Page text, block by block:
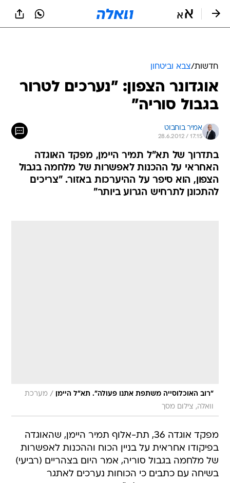
חדשות/צבא וביטחון
אוגדונר הצפון: "נערכים לטרור
בגבול סוריה"
אמיר בוחבוט
28.6.2012 / 17:15
בתדרוך של תא"ל תמיר היימן, מפקד האוגדה
האחראי על ההכנות לאפשרות של מלחמה בגבול
הצפון, הוא סיפר על ההיערכות באזור. "צריכים
להתכונן לתרחיש הגרוע ביותר"
"רוב האוכלוסייה משתפת אתנו פעולה". תא"ל היימן / מערכת
וואלה, צילום מסך
מפקד אוגדה 36, תת-אלוף תמיר היימן, שהאוגדה
בפיקודו אחראית על בניין הכוח וההכנות לאפשרות
של מלחמה בגבול סוריה, אמר היום בצהריים (רביעי)
בשיחה עם כתבים כי הכוחות נערכים לאתגר